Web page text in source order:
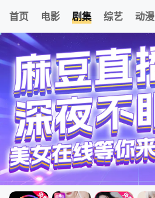
首页 电影 剧集 综艺 动漫
我的观影记录
四大元素之水之魅影
清空